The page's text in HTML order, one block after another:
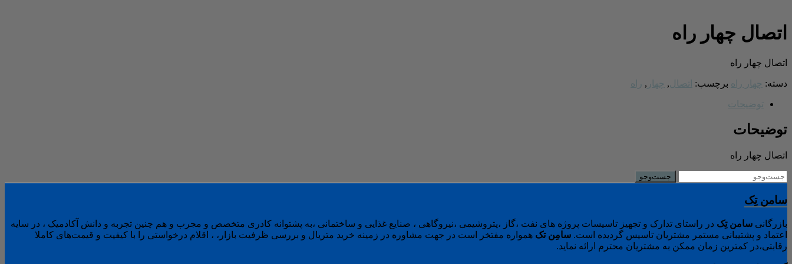
اتصال چهار راه
اتصال چهار راه
دسته: چهار راه برچسب: اتصال , چهار , راه
توضیحات
توضیحات
اتصال چهار راه
سامن تِک
بازرگانی سامن تِک در راستای تدارک و تجهیز تاسیسات پروژه های نفت ،گاز ،پتروشیمی ،نیروگاهی ، صنایع غذایی و ساختمانی ،به پشتوانه کادری متخصص و مجرب و هم چنین تجربه و دانش آکادمیک ، در سایه
اعتماد و پشتیبانی مستمر مشتریان تاسیس گردیده است. سامِن تک همواره مفتخر است در جهت مشاوره در زمینه خرید متریال و بررسی ظرفیت بازار، ، اقلام درخواستی را با کیفیت و قیمت‌های کاملا
رقابتی،در کمترین زمان ممکن به مشتریان محترم ارائه نماید.